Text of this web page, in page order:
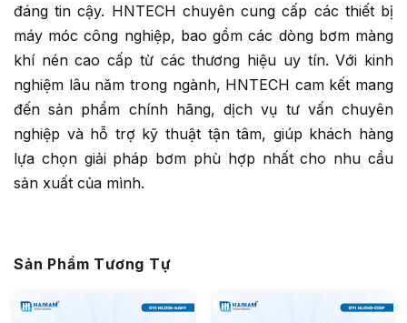
đáng tin cậy. HNTECH chuyên cung cấp các thiết bị
máy móc công nghiệp, bao gồm các dòng bơm màng
khí nén cao cấp từ các thương hiệu uy tín. Với kinh
nghiệm lâu năm trong ngành, HNTECH cam kết mang
đến sản phẩm chính hãng, dịch vụ tư vấn chuyên
nghiệp và hỗ trợ kỹ thuật tận tâm, giúp khách hàng
lựa chọn giải pháp bơm phù hợp nhất cho nhu cầu
sản xuất của mình.
Sản Phẩm Tương Tự